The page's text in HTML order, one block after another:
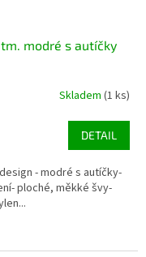
modré s autíčky
Skladem (1 ks)
DETAIL
- modré s autíčky-
ploché, měkké švy-